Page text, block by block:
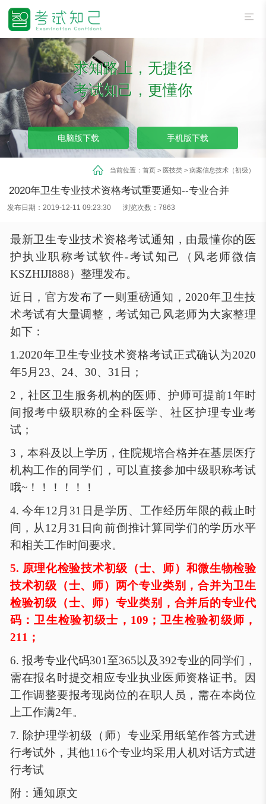
求知路上，无捷径
考试知己，更懂你
电脑版下载 手机版下载
当前位置： 首页> 医技类> 病案信息技术（初级）
2020年卫生专业技术资格考试重要通知--专业合并
发布日期：2019-12-11 09:23:30 浏览次数：7863
最新卫生专业技术资格考试通知，由最懂你的医
护执业职称考试软件-考试知己（风老师微信
KSZHIJI888）整理发布。
近日，官方发布了一则重磅通知， 2020年卫生技
术考试有大量调整，考试知己风老师为大家整理
如下：
1.2020年卫生专业技术资格考试正式确认为2020
年5月23、24、30、31日；
2，社区卫生服务机构的医师、护师可提前1年时
间报考中级职称的全科医学、社区护理专业考
试；
3，本科及以上学历，住院规培合格并在基层医疗
机构工作的同学们，可以直接参加中级职称考试
哦~！！！！！！
4.今年12月31日是学历、工作经历年限的截止时
间，从12月31日向前倒推计算同学们的学历水平
和相关工作时间要求。
5. 原理化检验技术初级（士、师）和微生物检验
技术初级（士、师）两个专业类别，合并为卫生
检验初级（士、师）专业类别，合并后的专业代
码：卫生检验初级士， 109；卫生检验初级师，
211；
6. 报考专业代码301至365以及392专业的同学们，
需在报名时提交相应专业执业医师资格证书。因
工作调整要报考现岗位的在职人员，需在本岗位
上工作满2年。
7. 除护理学初级（师）专业采用纸笔作答方式进
行考试外，其他116个专业均采用人机对话方式进
行考试
附：通知原文